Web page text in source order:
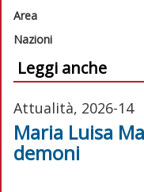
Area
Nazioni
Leggi anche
Attualità, 2026-14
Maria Luisa
demoni